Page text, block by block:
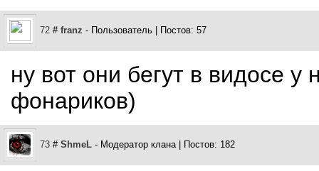
72 # franz - Пользователь | Постов: 57
ну вот они бегут в видосе у
фонариков)
73 # ShmeL - Модератор клана | Постов: 182